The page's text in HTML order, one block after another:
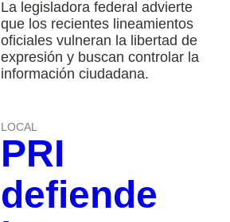
La legisladora federal advierte
que los recientes lineamientos
oficiales vulneran la libertad de
expresión y buscan controlar la
información ciudadana.
LOCAL
PRI
defiende